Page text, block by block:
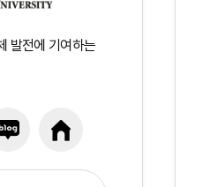
발전에 기여하는